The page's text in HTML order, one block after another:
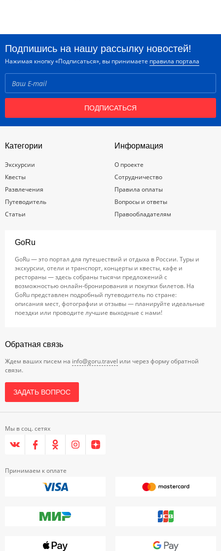
Подпишись на нашу рассылку новостей!
Нажимая кнопку «Подписаться», вы принимаете правила портала
ПОДПИСАТЬСЯ
Категории
Экскурсии
Квесты
Развлечения
Путеводитель
Статьи
Информация
О проекте
Сотрудничество
Правила оплаты
Вопросы и ответы
Правообладателям
GoRu
GoRu — это портал для путешествий и отдыха в России. Туры и
экскурсии, отели и транспорт, концерты и квесты, кафе и
рестораны — здесь собраны тысячи предложений с
возможностью онлайн-бронирования и покупки билетов. На
GoRu представлен подробный путеводитель по стране:
описания мест, фотографии и отзывы — планируйте идеальные
поездки или проводите лучшие выходные с нами!
Обратная связь
Ждем ваших писем на info@goru.travel или через форму обратной
связи.
ЗАДАТЬ ВОПРОС
Мы в соц. сетях
Принимаем к оплате